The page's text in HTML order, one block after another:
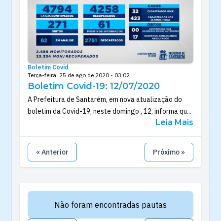
Boletim Covid
Terça-feira, 25 de ago de 2020 - 03:02
Boletim Covid-19: 12/07/2020
A Prefeitura de Santarém, em nova atualização do
boletim da Covid-19, neste domingo , 12, informa qu...
Leia Mais
« Anterior Próximo »
Não foram encontradas pautas